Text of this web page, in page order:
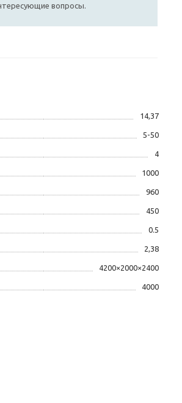
вопросы.
14,37
5-50
4
1000
960
450
0.5
2,38
4200×2000×2400
4000